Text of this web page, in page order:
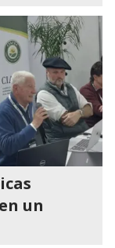
un